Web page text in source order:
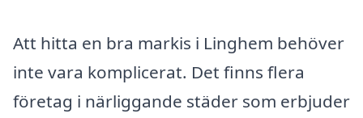
Att hitta en bra markis i Linghem behöver
inte vara komplicerat. Det finns flera
företag i närliggande städer som erbjuder